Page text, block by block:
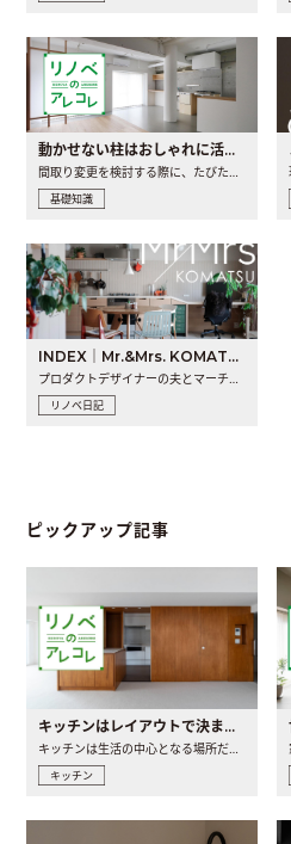
動かせない柱はおしゃれに活用！柱を魅せるリノベーション(リノベ)4選
基礎知識
INDEX｜Mr.&Mrs. KOMATSU renovation diary
リノベ日記
ピックアップ記事
キッチンはレイアウトで決まる。後悔しないための考え方と選び方
キッチンは生活の中心となる場所だからこそ、家の中のどこに置..
キッチン